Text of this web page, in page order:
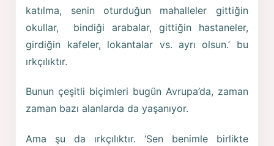
katılma, senin oturduğun mahalleler gittiğin
okullar, bindiği arabalar, gittiğin hastaneler,
girdiğin kafeler, lokantalar vs. ayrı olsun.’ bu
ırkçılıktır.
Bunun çeşitli biçimleri bugün Avrupa’da, zaman
zaman bazı alanlarda da yaşanıyor.
Ama şu da ırkçılıktır. ‘Sen benimle birlikte